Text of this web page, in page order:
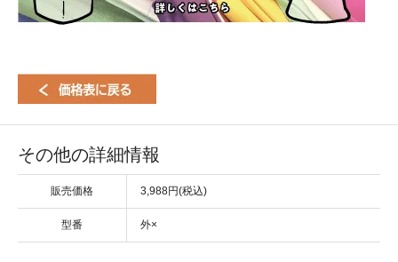
その他の詳細情報
販売価格 3,988円(税込)
型番 外×